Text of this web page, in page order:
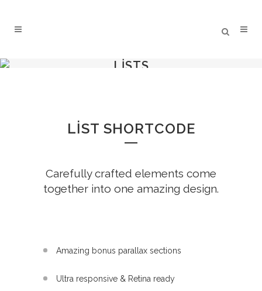
LISTS
LIST SHORTCODE
Carefully crafted elements come
together into one amazing design.
Amazing bonus parallax sections
Ultra responsive & Retina ready